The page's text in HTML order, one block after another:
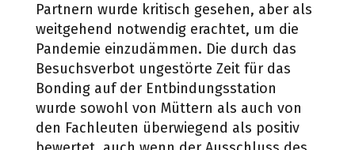
Partnern wurde kritisch gesehen, aber als
weitgehend notwendig erachtet, um die
Pandemie einzudämmen. Die durch das
Besuchsverbot ungestörte Zeit für das
Bonding auf der Entbindungsstation
wurde sowohl von Müttern als auch von
den Fachleuten überwiegend als positiv